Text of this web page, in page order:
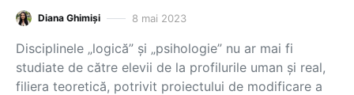
Diana Ghimiși 8 mai 2023
Disciplinele „logică” și „psihologie” nu ar mai fi
studiate de către elevii de la profilurile uman și real,
filiera teoretică, potrivit proiectului de modificare a